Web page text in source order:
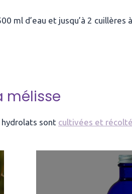
ml d’eau et jusqu’à 2 cuillères
mélisse
sont cultivées et